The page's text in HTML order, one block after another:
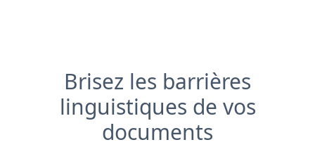
Brisez les barrières
linguistiques de vos
documents